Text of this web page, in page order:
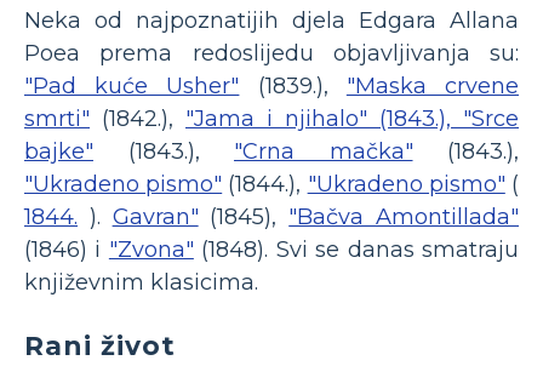
Neka od najpoznatijih djela Edgara Allana
Poea prema redoslijedu objavljivanja su:
"Pad kuće Usher" (1839.), "Maska crvene
smrti" (1842.), "Jama i njihalo" (1843.), "Srce
bajke" (1843.), "Crna mačka" (1843.),
"Ukradeno pismo" (1844.), "Ukradeno pismo" (
1844. ). Gavran" (1845), "Bačva Amontillada"
(1846) i "Zvona" (1848). Svi se danas smatraju
književnim klasicima.
Rani život